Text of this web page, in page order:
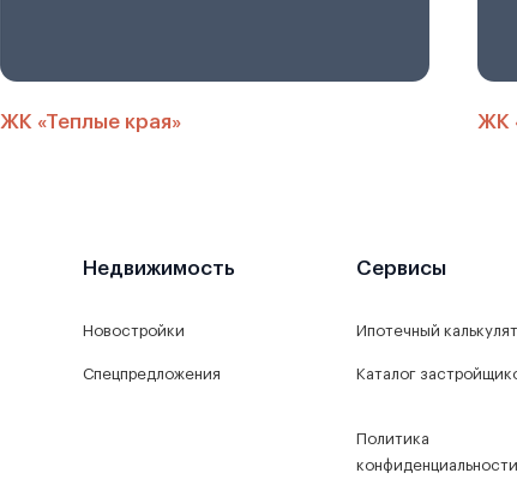
ЖК «Теплые края» ЖК
Недвижимость
Новостройки
Спецпредложения
Сервисы
Ипотечный
Каталог
Политика
конфиденциальности